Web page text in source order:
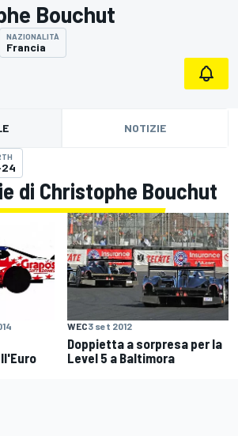
Bouchut
NAZIONALITÀ
Francia
NOTIZIE
di Christophe Bouchut
WEC3 set 2012
Doppietta a sorpresa per la
Level 5 a Baltimora